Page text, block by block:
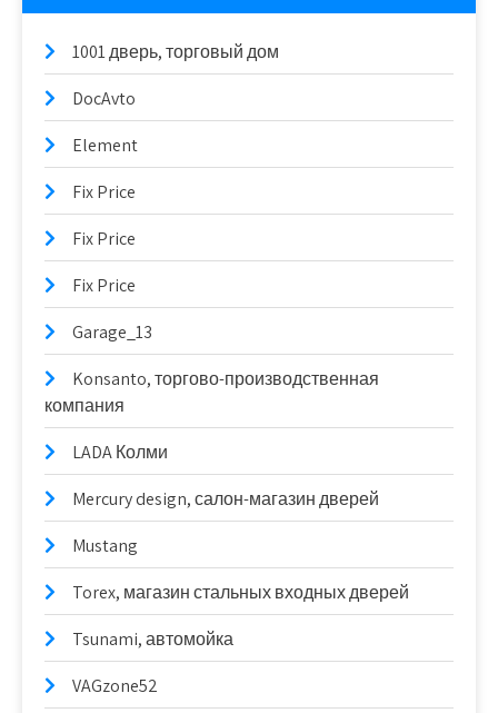
1001 дверь, торговый дом
DocAvto
Element
Fix Price
Fix Price
Fix Price
Garage_13
Konsanto, торгово-производственная
компания
LADA Колми
Mercury design, салон-магазин дверей
Mustang
Torex, магазин стальных входных дверей
Tsunami, автомойка
VAGzone52